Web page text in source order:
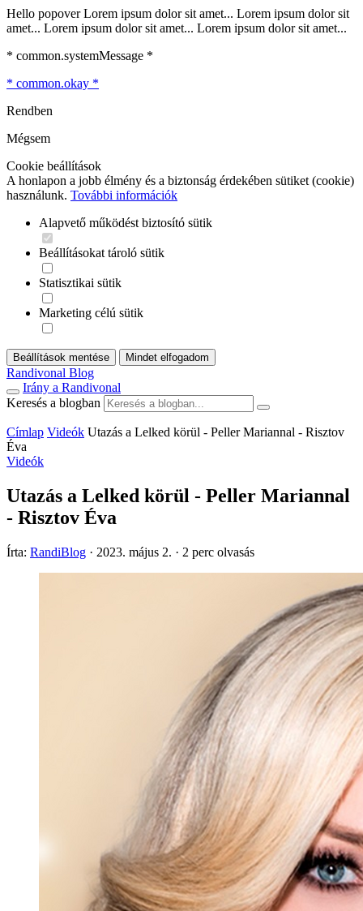
Hello popover Lorem ipsum dolor sit amet... Lorem ipsum dolor sit
amet... Lorem ipsum dolor sit amet... Lorem ipsum dolor sit amet...
* common.systemMessage *
* common.okay *
Rendben
Mégsem
Cookie beállítások
A honlapon a jobb élmény és a biztonság érdekében sütiket (cookie)
használunk. További információk
Alapvető működést biztosító sütik
Beállításokat tároló sütik
Statisztikai sütik
Marketing célú sütik
Beállítások mentése Mindet elfogadom
Randivonal Blog
Irány a Randivonal
Keresés a blogban
Címlap Videók Utazás a Lelked körül - Peller Mariannal - Risztov
Éva
Videók
Utazás a Lelked körül - Peller Mariannal
- Risztov Éva
Írta: RandiBlog · 2023. május 2. · 2 perc olvasás